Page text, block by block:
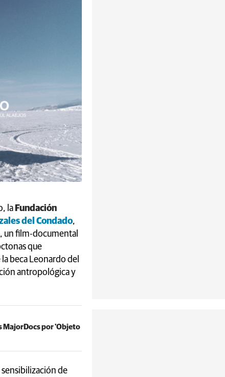
la Fundación
del Condado,
, un film-documental
que
beca Leonardo del
antropológica y
MajorDocs por 'Objeto
sensibilización de